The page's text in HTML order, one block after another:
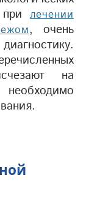
лечении
, очень
на
необходимо